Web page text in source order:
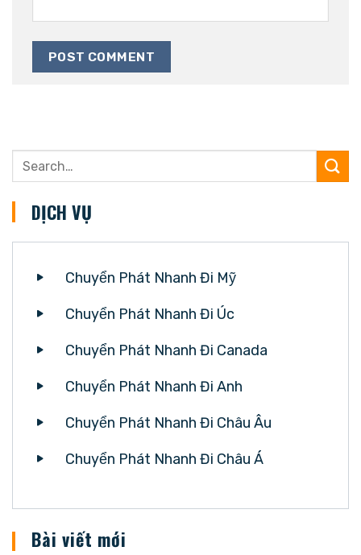
DỊCH VỤ
Chuyển Phát Nhanh Đi Mỹ
Chuyển Phát Nhanh Đi Úc
Chuyển Phát Nhanh Đi Canada
Chuyển Phát Nhanh Đi Anh
Chuyển Phát Nhanh Đi Châu Âu
Chuyển Phát Nhanh Đi Châu Á
Bài viết mới